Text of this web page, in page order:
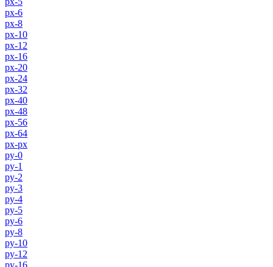
px-6
px-8
px-10
px-12
px-16
px-20
px-24
px-32
px-40
px-48
px-56
px-64
px-px
py-0
py-1
py-2
py-3
py-4
py-5
py-6
py-8
py-10
py-12
py-16